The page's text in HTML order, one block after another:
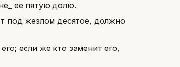
ее пятую долю.
под жезлом десятое, должно
если же кто заменит его,